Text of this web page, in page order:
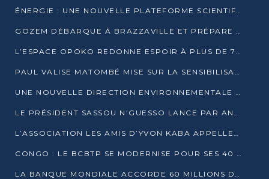
ÉNERGIE : UNE NOUVELLE PLATEFORME SCIENTIFIQUE POUR LA TRANSITION ÉNERGÉTIQUE EN AFRIQUE CENTRALE
GOZEM DÉBARQUE À BRAZZAVILLE ET PRÉPARE SON ARRIVÉE À POINTE-NOIRE
L’ESPACE OPOKO REDONNE ESPOIR À PLUS DE 775 ÉLÈVES AUTOCHTONES DANS LE NORD DU CONGO
PAUL VALISE MATOMBÉ MISE SUR LA SENSIBILISATION POUR ÉRAQUER LE GRAND BANDITISME
UNE NOUVELLE DIRECTION ENVIRONNEMENTALE POUR RENFORCER LA GESTION DES DONNÉES AU CONGO
LE PRÉSIDENT SASSOU N’GUESSO LANCE PAR ANTICIPATION LA 39ÈME JOURNÉE NATIONALE DE L’ARBRE
L’ASSOCIATION LES AMIS D’YVON KABA APPELLENT DENIS SASSOU N’GUESSO À SE PORTER CANDIDAT
CONGO : LE BCBTP SE MODERNISE POUR SES 40 ANS D’EXISTENCE
LA BANQUE MONDIALE ACCORDE 60 MILLIONS DE DOLLARS POUR LA RÉSILIENCE URBAINE AU CONGO